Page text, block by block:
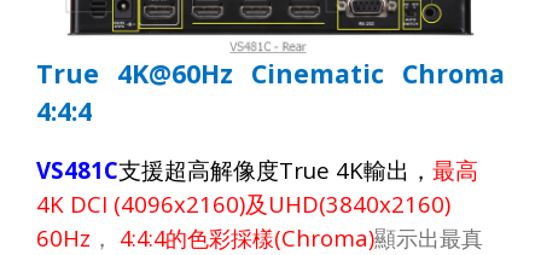
True 4K@60Hz Cinematic Chroma
4:4:4
VS481C支援超高解像度True 4K輸出， 最高
4K DCI (4096x2160)及 UHD(3840x2160)
60Hz ， 4:4:4的色彩採樣(Chroma)顯示出最真